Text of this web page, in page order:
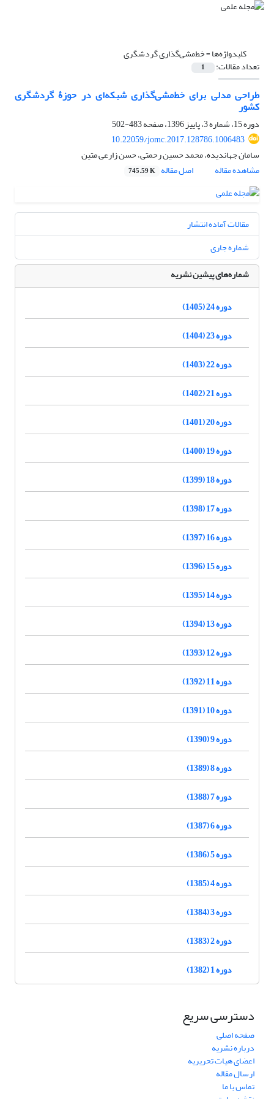
کلیدواژه‌ها =خط‌مشی‌گذاری گردشگری
تعداد مقالات: 1
طراحی مدلی برای خط‌‎مشی‌گذاری شبکه‌ای در حوزۀ گردشگری
کشور
دوره 15، شماره 3، پاییز 1396، صفحه
483-502
10.22059/jomc.2017.128786.1006483
سامان جهاندیده، محمد حسین رحمتی، حسن زارعی متین
مشاهده مقاله
اصل مقاله 745.59 K
مقالات آماده انتشار
شماره جاری
شماره‌های پیشین نشریه
دوره 24 (1405)
دوره 23 (1404)
دوره 22 (1403)
دوره 21 (1402)
دوره 20 (1401)
دوره 19 (1400)
دوره 18 (1399)
دوره 17 (1398)
دوره 16 (1397)
دوره 15 (1396)
دوره 14 (1395)
دوره 13 (1394)
دوره 12 (1393)
دوره 11 (1392)
دوره 10 (1391)
دوره 9 (1390)
دوره 8 (1389)
دوره 7 (1388)
دوره 6 (1387)
دوره 5 (1386)
دوره 4 (1385)
دوره 3 (1384)
دوره 2 (1383)
دوره 1 (1382)
دسترسی سریع
صفحه اصلی
درباره نشریه
اعضای هیات تحریریه
ارسال مقاله
تماس با ما